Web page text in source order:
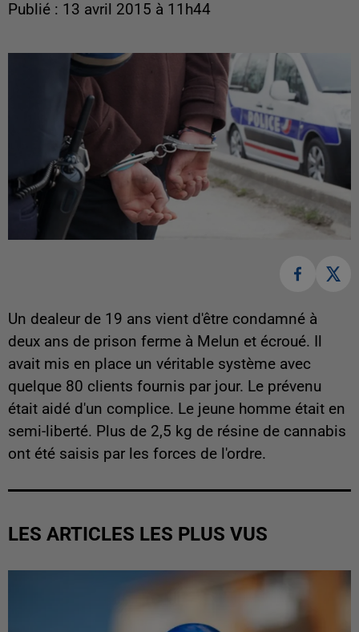
Publié : 13 avril 2015 à 11h44
Un dealeur de 19 ans vient d'être condamné à
deux ans de prison ferme à Melun et écroué. Il
avait mis en place un véritable système avec
quelque 80 clients fournis par jour. Le prévenu
était aidé d'un complice. Le jeune homme était en
semi-liberté. Plus de 2,5 kg de résine de cannabis
ont été saisis par les forces de l'ordre.
LES ARTICLES LES PLUS VUS